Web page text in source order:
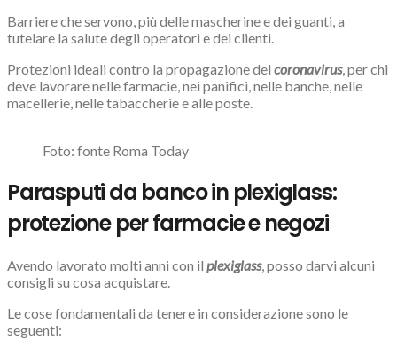
Barriere che servono, più delle mascherine e dei guanti, a
tutelare la salute degli operatori e dei clienti.
Protezioni ideali contro la propagazione del coronavirus, per chi
deve lavorare nelle farmacie, nei panifici, nelle banche, nelle
macellerie, nelle tabaccherie e alle poste.
Foto: fonte Roma Today
Parasputi da banco in plexiglass:
protezione per farmacie e negozi
Avendo lavorato molti anni con il plexiglass, posso darvi alcuni
consigli su cosa acquistare.
Le cose fondamentali da tenere in considerazione sono le
seguenti: